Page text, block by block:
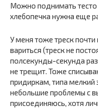
Можно поднимать тесто
хлебопечка нужна еще
У меня тоже треск
вариться (треск не
полсекунды-секунда
не трещит. Тоже
придиркам, типа мелкий
небольшие проблемы с
присоединяюсь, хотя